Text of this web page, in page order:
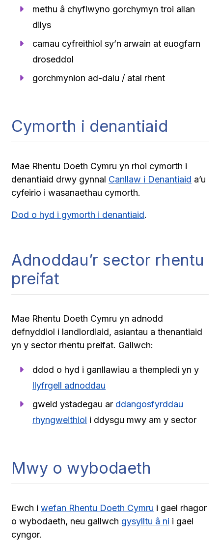
methu â chyflwyno gorchymyn troi allan
dilys
camau cyfreithiol sy’n arwain at euogfarn
droseddol
gorchmynion ad-dalu / atal rhent
Cymorth i denantiaid
Mae Rhentu Doeth Cymru yn rhoi cymorth i
denantiaid drwy gynnal Canllaw i Denantiaid a’u
cyfeirio i wasanaethau cymorth.
Dod o hyd i gymorth i denantiaid.
Adnoddau’r sector rhentu
preifat
Mae Rhentu Doeth Cymru yn adnodd
defnyddiol i landlordiaid, asiantau a thenantiaid
yn y sector rhentu preifat. Gallwch:
ddod o hyd i ganllawiau a thempledi yn y
llyfrgell adnoddau
gweld ystadegau ar ddangosfyrddau
rhyngweithiol i ddysgu mwy am y sector
Mwy o wybodaeth
Ewch iwefan Rhentu Doeth Cymru i gael rhagor
o wybodaeth, neu gallwch gysylltu â ni i gael
cyngor.